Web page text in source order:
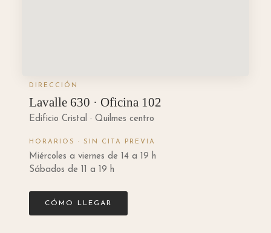
DIRECCIÓN
Lavalle 630 · Oficina 102
Edificio Cristal · Quilmes centro
HORARIOS · SIN CITA PREVIA
Miércoles a viernes de 14 a 19 h
Sábados de 11 a 19 h
CÓMO LLEGAR